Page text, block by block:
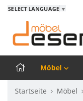
SELECT LANGUAGE ▼
Möbel
Startseite Möbel